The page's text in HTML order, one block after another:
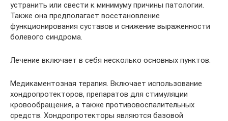
устранить или свести к минимуму причины патологии.
Также она предполагает восстановление
функционирования суставов и снижение выраженности
болевого синдрома.
Лечение включает в себя несколько основных пунктов.
Медикаментозная терапия. Включает использование
хондропротекторов, препаратов для стимуляции
кровообращения, а также противовоспалительных
средств. Хондропротекторы являются базовой